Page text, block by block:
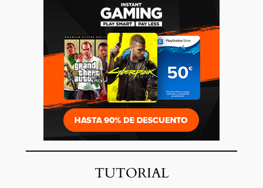
TUTORIAL